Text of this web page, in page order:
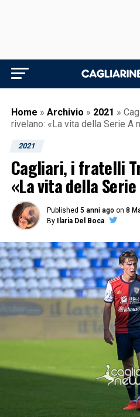
Home » Archivio » 2021 »
rivelano: «La vita della Serie A
2021
Cagliari, i fratelli
«La vita della
Published 5 anni ago on 8
By
Ilaria Del Boca